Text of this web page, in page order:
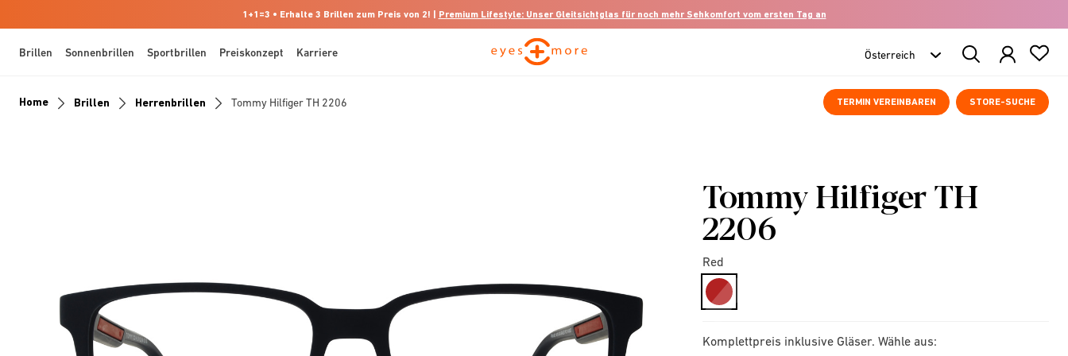
1+1=3 • Erhalte 3 Brillen zum Preis von 2! | Premium Lifestyle: Unser Gleitsichtglas für noch mehr Sehkomfort vom ersten Tag an
Brillen Sonnenbrillen Sportbrillen Preiskonzept Karriere
Search
Products
TERMIN VEREINBAREN STORE-SUCHE
Home Brillen Herrenbrillen Tommy Hilfiger TH 2206
Tommy Hilfiger TH
2206
Red
selected
Komplettpreis inklusive Gläser. Wähle aus: